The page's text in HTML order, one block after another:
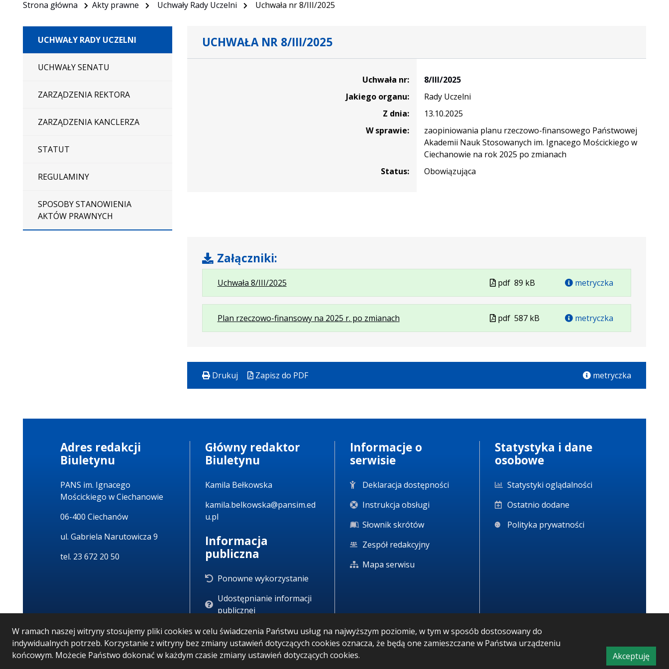
W ramach naszej witryny stosujemy pliki cookies w celu świadczenia Państwu usług na najwyższym poziomie, w tym w sposób dostosowany do
indywidualnych potrzeb. Korzystanie z witryny bez zmiany ustawień dotyczących cookies oznacza, że będą one zamieszczane w Państwa urządzeniu
końcowym. Możecie Państwo dokonać w każdym czasie zmiany ustawień dotyczących cookies.
Akceptuję
Strona główna Akty prawne Uchwały Rady Uczelni Uchwała nr 8/III/2025
UCHWAŁY RADY UCZELNI
UCHWAŁY SENATU
ZARZĄDZENIA REKTORA
ZARZĄDZENIA KANCLERZA
STATUT
REGULAMINY
SPOSOBY STANOWIENIA
AKTÓW PRAWNYCH
UCHWAŁA NR 8/III/2025
Uchwała nr:
8/III/2025
Jakiego organu:
Rady Uczelni
Z dnia:
13.10.2025
W sprawie:
zaopiniowania planu rzeczowo-finansowego Państwowej
Akademii Nauk Stosowanych im. Ignacego Mościckiego w
Ciechanowie na rok 2025 po zmianach
Status:
Obowiązująca
Załączniki:
Uchwała 8/III/2025.
Plik
w
formacie:
pdf
.
Rozmiar
pliku:
89
kB
.
Otwiera
się
w
nowej
Plik
w
formacie
pdf 89 kB metryczka
Plan rzeczowo-finansowy na 2025 r. po zmianach.
Plik
pdf
.
Rozmiar
kB
.
Otwiera
nowej
Plik
w
pdf 587 kB metryczka
Drukuj Zapisz do PDF metryczka
Adres redakcji
Biuletynu
PANS im. Ignacego
Mościckiego w Ciechanowie
06-400 Ciechanów
ul. Gabriela Narutowicza 9
tel. 23 672 20 50
Główny redaktor
Biuletynu
Kamila Bełkowska
kamila.belkowska@pansim.ed
u.pl
Informacja
publiczna
Ponowne wykorzystanie
Udostępnianie informacji
publicznej
Informacje o
serwisie
Deklaracja dostępności
Instrukcja obsługi
Słownik skrótów
Zespół redakcyjny
Mapa serwisu
Statystyka i dane
osobowe
Statystyki oglądalności
Ostatnio dodane
Polityka prywatności
Wersja systemu: 5.7.0 [53] Ostatnia aktualizacja BIP: 05.08.2026 09:35 CMS i hosting: Logonet Sp. z o.o. w Bydgoszczy